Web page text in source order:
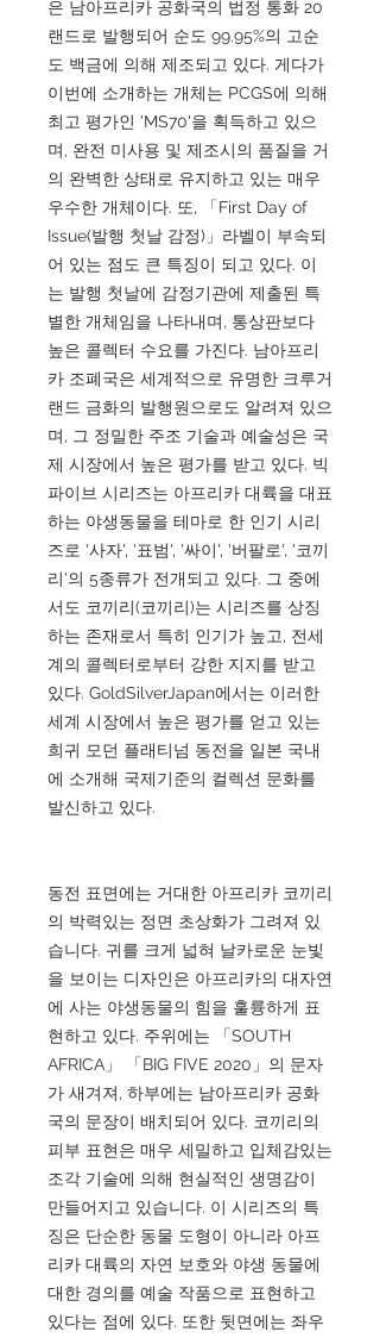
은 남아프리카 공화국의 법정 통화 20
랜드로 발행되어 순도 99.95%의 고순
도 백금에 의해 제조되고 있다. 게다가
이번에 소개하는 개체는 PCGS에 의해
최고 평가인 'MS70'을 획득하고 있으
며, 완전 미사용 및 제조시의 품질을 거
의 완벽한 상태로 유지하고 있는 매우
우수한 개체이다. 또, 「First Day of
Issue(발행 첫날 감정)」라벨이 부속되
어 있는 점도 큰 특징이 되고 있다. 이
는 발행 첫날에 감정기관에 제출된 특
별한 개체임을 나타내며, 통상판보다
높은 콜렉터 수요를 가진다. 남아프리
카 조폐국은 세계적으로 유명한 크루거
랜드 금화의 발행원으로도 알려져 있으
며, 그 정밀한 주조 기술과 예술성은 국
제 시장에서 높은 평가를 받고 있다. 빅
파이브 시리즈는 아프리카 대륙을 대표
하는 야생동물을 테마로 한 인기 시리
즈로 '사자', '표범', '싸이', '버팔로', '코끼
리'의 5종류가 전개되고 있다. 그 중에
서도 코끼리(코끼리)는 시리즈를 상징
하는 존재로서 특히 인기가 높고, 전세
계의 콜렉터로부터 강한 지지를 받고
있다. GoldSilverJapan에서는 이러한
세계 시장에서 높은 평가를 얻고 있는
희귀 모던 플래티넘 동전을 일본 국내
에 소개해 국제기준의 컬렉션 문화를
발신하고 있다.
동전 표면에는 거대한 아프리카 코끼리
의 박력있는 정면 초상화가 그려져 있
습니다. 귀를 크게 넓혀 날카로운 눈빛
을 보이는 디자인은 아프리카의 대자연
에 사는 야생동물의 힘을 훌륭하게 표
현하고 있다. 주위에는 「SOUTH
AFRICA」 「BIG FIVE 2020」의 문자
가 새겨져, 하부에는 남아프리카 공화
국의 문장이 배치되어 있다. 코끼리의
피부 표현은 매우 세밀하고 입체감있는
조각 기술에 의해 현실적인 생명감이
만들어지고 있습니다. 이 시리즈의 특
징은 단순한 동물 도형이 아니라 아프
리카 대륙의 자연 보호와 야생 동물에
대한 경의를 예술 작품으로 표현하고
있다는 점에 있다. 또한 뒷면에는 좌우